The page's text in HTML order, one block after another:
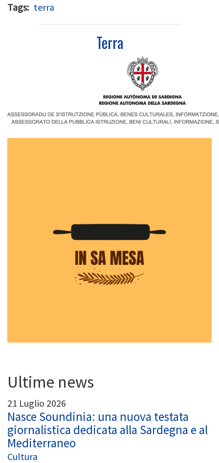
Tags terra
Terra
Ultime news
21 Luglio 2026
Nasce Soundinia: una nuova testata
giornalistica dedicata alla Sardegna e al
Mediterraneo
Cultura